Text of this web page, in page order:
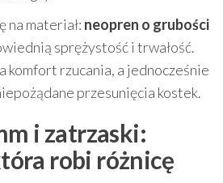
na materiał: neopren o grubości
sprężystość i trwałość.
komfort rzucania, a jednocześnie
przesunięcia kostek.
i zatrzaski:
robi różnicę